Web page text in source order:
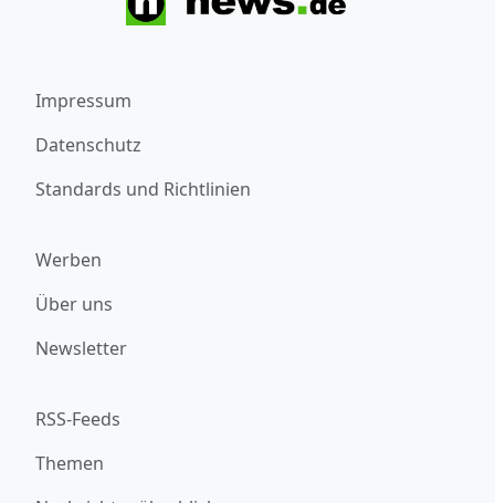
Impressum
Datenschutz
Standards und Richtlinien
Werben
Über uns
Newsletter
RSS-Feeds
Themen